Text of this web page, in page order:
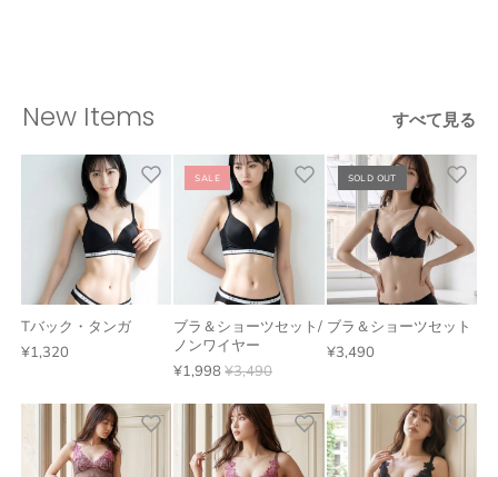
New Items すべて見る
Tバック・タンガ
¥1,320
SALE
ブラ＆ショーツセット/
ノンワイヤー
¥1,998¥3,490
SOLD OUT
ブラ＆ショーツセット
¥3,490